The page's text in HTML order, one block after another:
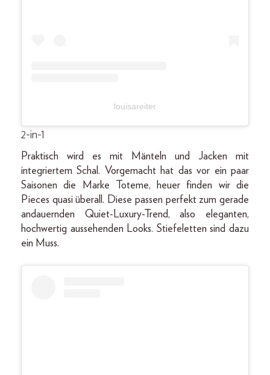
louisareiter
2-in-1
Praktisch wird es mit Mänteln und Jacken mit
integriertem Schal. Vorgemacht hat das vor ein paar
Saisonen die Marke Toteme, heuer finden wir die
Pieces quasi überall. Diese passen perfekt zum gerade
andauernden Quiet-Luxury-Trend, also eleganten,
hochwertig aussehenden Looks. Stiefeletten sind dazu
ein Muss.